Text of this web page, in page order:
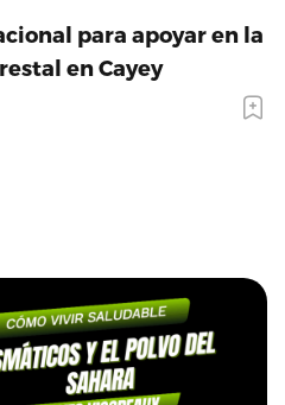
para apoyar en la
en Cayey